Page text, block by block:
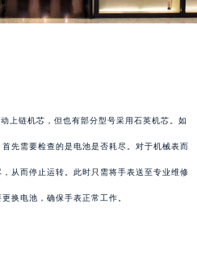
上链机芯，但也有部分型号采用石英机芯。如
先需要检查的是电池是否耗尽。对于机械表而
从而停止运转。此时只需将手表送至专业维修
换电池，确保手表正常工作。